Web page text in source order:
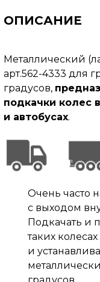
ОПИСАНИЕ
Металлический
арт.562-4333 для
градусов,
подкачки колес
и автобусах.
Очень часто
с выходом
Подкачать и
таких
и